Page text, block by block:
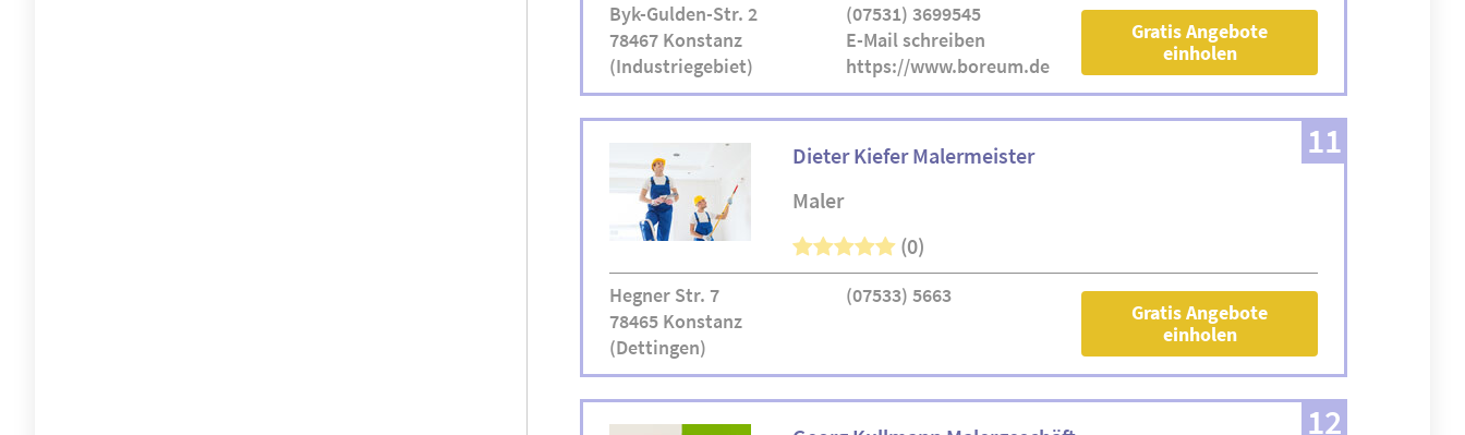
Byk-Gulden-Str. 2
78467 Konstanz
(Industriegebiet)
(07531) 3699545
E-Mail schreiben
https://www.boreum.de
Gratis Angebote
einholen
11
Dieter Kiefer Malermeister
Maler
(0)
Hegner Str. 7
78465 Konstanz
(Dettingen)
(07533) 5663
Gratis Angebote
einholen
12